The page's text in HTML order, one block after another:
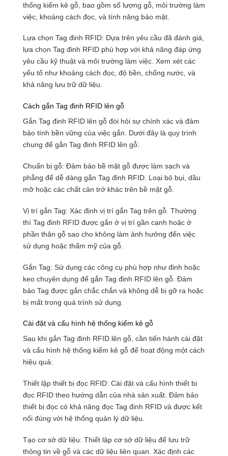
thống kiểm kê gỗ, bao gồm số lượng gỗ, môi trường làm
việc, khoảng cách đọc, và tính năng bảo mật.
Lựa chọn Tag đinh RFID: Dựa trên yêu cầu đã đánh giá,
lựa chọn Tag đinh RFID phù hợp với khả năng đáp ứng
yêu cầu kỹ thuật và môi trường làm việc. Xem xét các
yếu tố như khoảng cách đọc, độ bền, chống nước, và
khả năng lưu trữ dữ liệu.
Cách gắn Tag đinh RFID lên gỗ
Gắn Tag đinh RFID lên gỗ đòi hỏi sự chính xác và đảm
bảo tính bền vững của việc gắn. Dưới đây là quy trình
chung để gắn Tag đinh RFID lên gỗ:
Chuẩn bị gỗ: Đảm bảo bề mặt gỗ được làm sạch và
phẳng để dễ dàng gắn Tag đinh RFID. Loại bỏ bụi, dầu
mỡ hoặc các chất cản trở khác trên bề mặt gỗ.
Vị trí gắn Tag: Xác định vị trí gắn Tag trên gỗ. Thường
thì Tag đinh RFID được gắn ở vị trí gần cạnh hoặc ở
phần thân gỗ sao cho không làm ảnh hưởng đến việc
sử dụng hoặc thẩm mỹ của gỗ.
Gắn Tag: Sử dụng các công cụ phù hợp như đinh hoặc
keo chuyên dụng để gắn Tag đinh RFID lên gỗ. Đảm
bảo Tag được gắn chắc chắn và không dễ bị gỡ ra hoặc
bị mất trong quá trình sử dụng.
Cài đặt và cấu hình hệ thống kiểm kê gỗ
Sau khi gắn Tag đinh RFID lên gỗ, cần tiến hành cài đặt
và cấu hình hệ thống kiểm kê gỗ để hoạt động một cách
hiệu quả:
Thiết lập thiết bị đọc RFID: Cài đặt và cấu hình thiết bị
đọc RFID theo hướng dẫn của nhà sản xuất. Đảm bảo
thiết bị đọc có khả năng đọc Tag đinh RFID và được kết
nối đúng với hệ thống quản lý dữ liệu.
Tạo cơ sở dữ liệu: Thiết lập cơ sở dữ liệu để lưu trữ
thông tin về gỗ và các dữ liệu liên quan. Xác định các